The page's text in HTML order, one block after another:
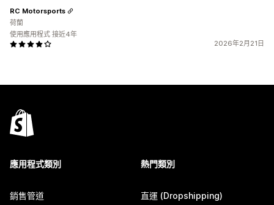
2026年2月21日
RC Motorsports
荷蘭
使用應用程式 接近4年
應用程式類別
銷售管道
熱門類別
直運 (Dropshipping)